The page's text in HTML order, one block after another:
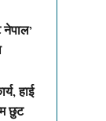
नेपाल’
हाई
छुट